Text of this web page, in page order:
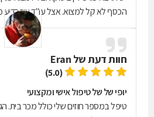
הכסף לא קל למצוא. אצל עו"ד עוז רדיע
חוות דעת של Eran
(5.0)
יופי של של טיפול אישי ומקצועי
טיפל במספר חוזים שלי כולל מכר בית.